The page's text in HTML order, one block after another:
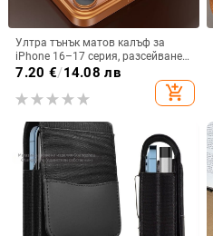
Ултра тънък матов калъф за
iPhone 16–17 серия, разсейване
на топлината, пълно покритие,
удароустойчив и устойчив на
отпечатъци
7.20 €/14.08 лв
add_shopping_cart